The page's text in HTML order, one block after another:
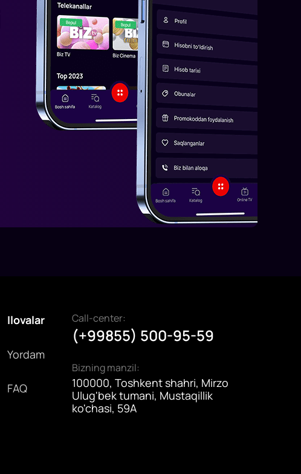
Ilovalar
Yordam
FAQ
Call-center:
(+99855) 500-95-59
Bizning manzil:
100000, Toshkent shahri, Mirzo
Ulug'bek tumani, Mustaqillik
ko'chasi, 59A